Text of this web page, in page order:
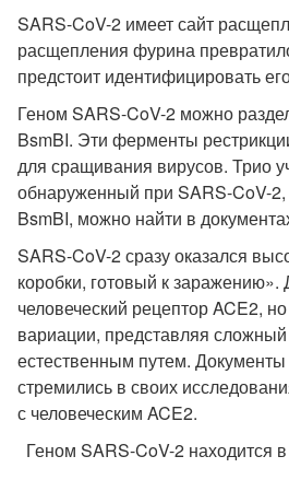
SARS-CoV-2 имеет сайт
расщепления фурина
предстоит идентифицировать
Геном SARS-CoV-2 можно
BsmBI. Эти ферменты
для сращивания вирусов. Трио
обнаруженный при SARS-CoV-2,
BsmBI, можно найти в
SARS-CoV-2 сразу оказался
коробки, готовый к
человеческий рецептор ACE2,
вариации, представляя
естественным путем.
стремились в своих
с человеческим ACE2.
Геном SARS-CoV-2 находится